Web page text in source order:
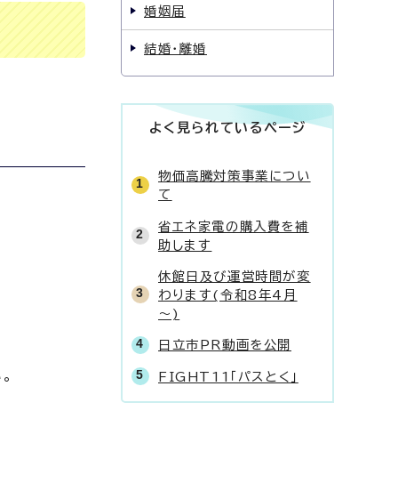
婚姻届
結婚・離婚
よく見られているページ
物価高騰対策事業につい
て
省エネ家電の購入費を補
助します
休館日及び運営時間が変
わります(令和8年4月
～)
日立市PR動画を公開
FIGHT11「パスとく」